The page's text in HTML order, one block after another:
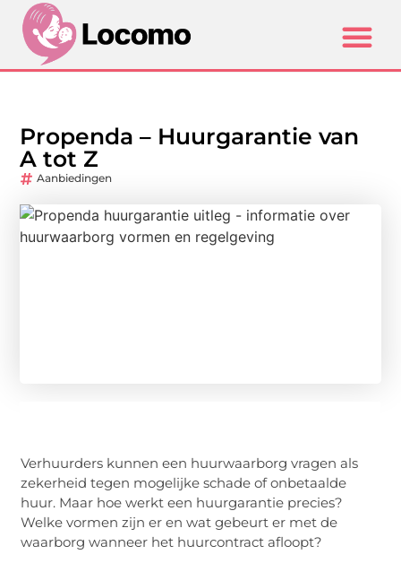
Propenda – Huurgarantie van
A tot Z
Aanbiedingen
Verhuurders kunnen een huurwaarborg vragen als
zekerheid tegen mogelijke schade of onbetaalde
huur. Maar hoe werkt een huurgarantie precies?
Welke vormen zijn er en wat gebeurt er met de
waarborg wanneer het huurcontract afloopt?